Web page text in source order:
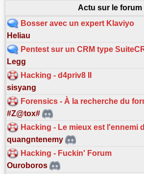
Actu sur le forum
Bosser avec un expert Klaviyo
Heliau
Pentest sur un CRM type
Legg
Hacking - d4priv8 II
sisyang
Forensics - À la recherche du
#Z@tox#
Hacking - Le mieux est l'ennemi
quangntenemy
Hacking - Fuckin' Forum
Ouroboros